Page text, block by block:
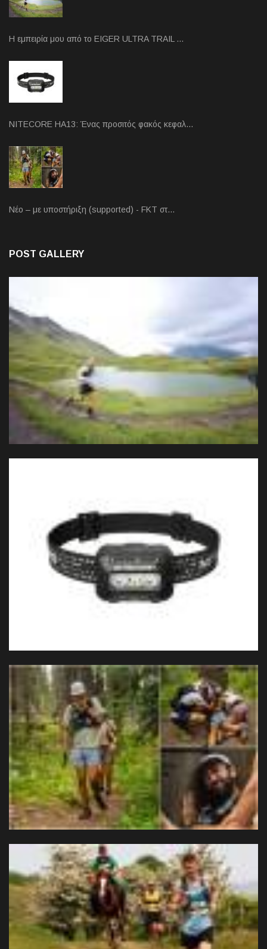
Η εμπειρία μου από το EIGER ULTRA TRAIL …
NITECORE HA13: Ένας προσιτός φακός κεφαλ…
Νέο – με υποστήριξη (supported) - FKT στ…
POST GALLERY